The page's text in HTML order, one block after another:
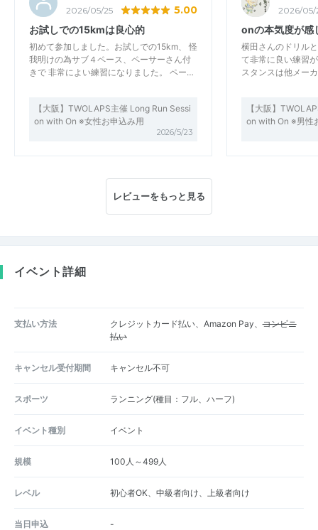
2026/05/25 5.00
お試しでの15kmは良心的
初めて参加しました。お試しでの15km、 怪
我明けの為サブ４ペース、ペーサーさん付
きで 非常によい練習になりました。 ペー…
【大阪】TWOLAPS主催 Long Run Sessi
on with On ※女性お申込み用
2026/5/23
2026/05/
onの本気度が感
横田さんのドリル
て非常に良い練習
スタンスは他メー
【大阪】
on with On ※男性
レビューをもっと見る
イベント詳細
支払い方法 クレジットカード払い、Amazon Pay、コンビニ
払い
キャンセル受付期間 キャンセル不可
スポーツ ランニング(種目：フル、ハーフ)
イベント種別 イベント
規模 100人～499人
レベル 初心者OK、中級者向け、上級者向け
当日申込 -